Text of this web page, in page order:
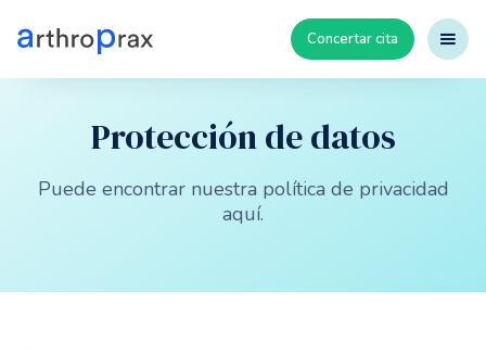
Concertar cita
Protección de datos
Puede encontrar nuestra política de privacidad
aquí.